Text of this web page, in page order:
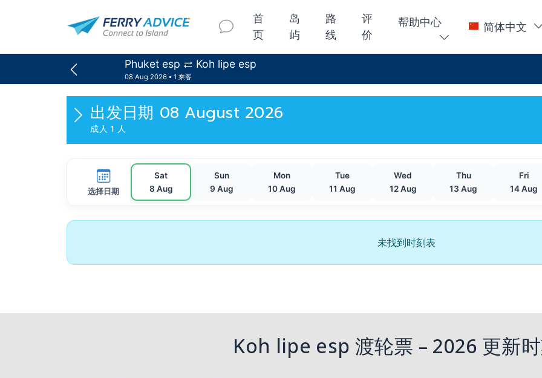
首
页
岛
屿
路
线
评
价
帮助中心 简体中文
Phuket esp Koh lipe esp
08 Aug 2026 1 乘客
出发日期 08 August 2026
成人 1 人
选择日期
Sat
8 Aug
Sun
9 Aug
Mon
10 Aug
Tue
11 Aug
Wed
12 Aug
Thu
13 Aug
Fri
14 Aug
未找到时刻表
Koh lipe esp 渡轮票 – 2026 更新